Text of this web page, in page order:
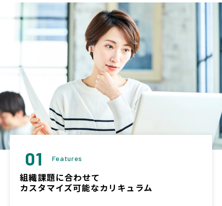
01 Features
組織課題に合わせて
カスタマイズ可能なカリキュラム